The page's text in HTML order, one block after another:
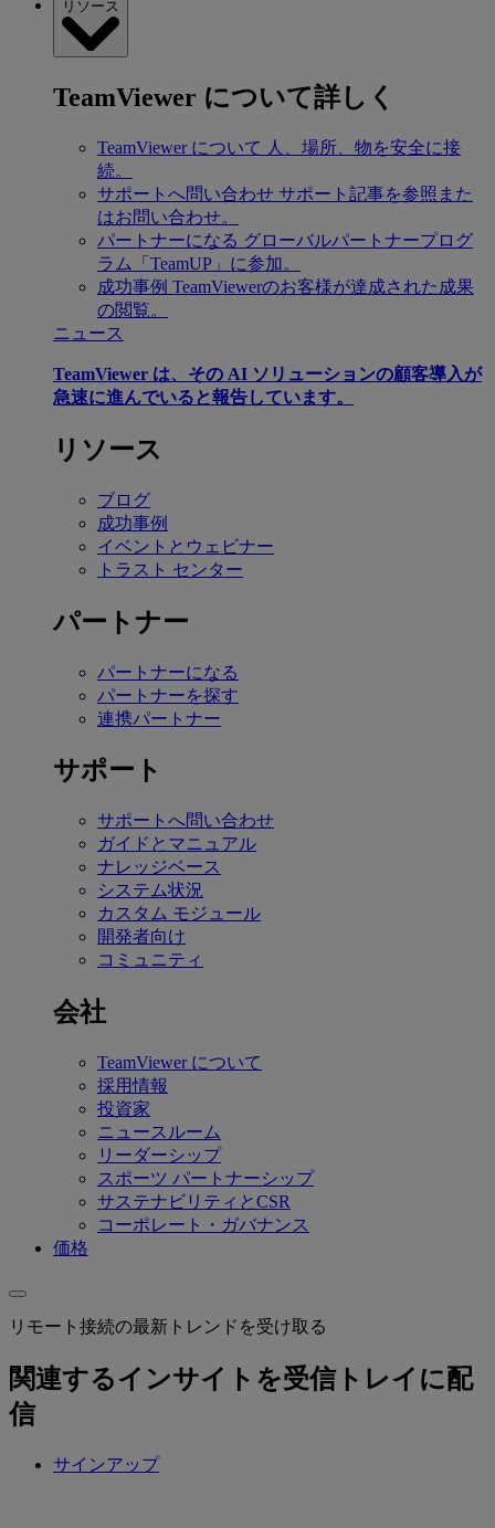
リソース
TeamViewer について詳しく
TeamViewer について 人、場所、物を安全に接
続。
サポートへ問い合わせ サポート記事を参照また
はお問い合わせ。
パートナーになる グローバルパートナープログ
ラム「TeamUP」に参加。
成功事例 TeamViewerのお客様が達成された成果
の閲覧。
ニュース
TeamViewer は、その AI ソリューションの顧客導入が
急速に進んでいると報告しています。
リソース
ブログ
成功事例
イベントとウェビナー
トラスト センター
パートナー
パートナーになる
パートナーを探す
連携パートナー
サポート
サポートへ問い合わせ
ガイドとマニュアル
ナレッジベース
システム状況
カスタム モジュール
開発者向け
コミュニティ
会社
TeamViewer について
採用情報
投資家
ニュースルーム
リーダーシップ
スポーツ パートナーシップ
サステナビリティとCSR
コーポレート・ガバナンス
価格
リモート接続の最新トレンドを受け取る
関連するインサイトを受信トレイに配
信
サインアップ